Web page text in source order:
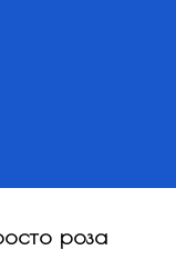
роза